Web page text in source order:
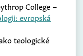
College –
evropská
teologické